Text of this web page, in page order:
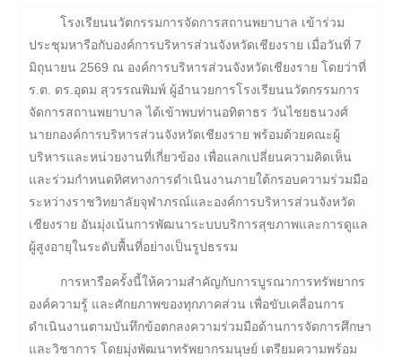
โรงเรียนนวัตกรรมการจัดการสถานพยาบาล เข้าร่วม
ประชุมหารือกับองค์การบริหารส่วนจังหวัดเชียงราย เมื่อวันที่ 7
มิถุนายน 2569 ณ องค์การบริหารส่วนจังหวัดเชียงราย โดยว่าที่
ร.ต. ดร.อุดม สุวรรณพิมพ์ ผู้อำนวยการโรงเรียนนวัตกรรมการ
จัดการสถานพยาบาล ได้เข้าพบท่านอทิตาธร วันไชยธนวงศ์
นายกองค์การบริหารส่วนจังหวัดเชียงราย พร้อมด้วยคณะผู้
บริหารและหน่วยงานที่เกี่ยวข้อง เพื่อแลกเปลี่ยนความคิดเห็น
และร่วมกำหนดทิศทางการดำเนินงานภายใต้กรอบความร่วมมือ
ระหว่างราชวิทยาลัยจุฬาภรณ์และองค์การบริหารส่วนจังหวัด
เชียงราย อันมุ่งเน้นการพัฒนาระบบบริการสุขภาพและการดูแล
ผู้สูงอายุในระดับพื้นที่อย่างเป็นรูปธรรม
การหารือครั้งนี้ให้ความสำคัญกับการบูรณาการทรัพยากร
องค์ความรู้ และศักยภาพของทุกภาคส่วน เพื่อขับเคลื่อนการ
ดำเนินงานตามบันทึกข้อตกลงความร่วมมือด้านการจัดการศึกษา
และวิชาการ โดยมุ่งพัฒนาทรัพยากรมนุษย์ เตรียมความพร้อม